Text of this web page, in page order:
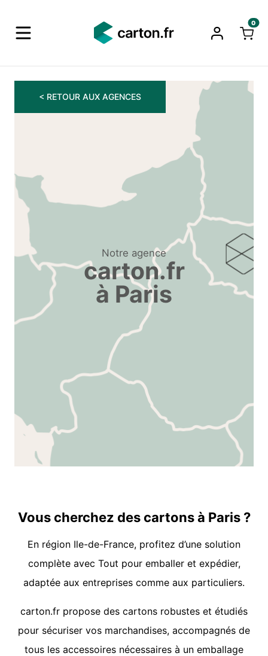
0
< RETOUR AUX AGENCES
Notre agence
carton.fr
à Paris
Vous cherchez des cartons à Paris ?
En région Ile-de-France, profitez d’une solution
complète avec Tout pour emballer et expédier,
adaptée aux entreprises comme aux particuliers.
carton.fr propose des cartons robustes et étudiés
pour sécuriser vos marchandises, accompagnés de
tous les accessoires nécessaires à un emballage